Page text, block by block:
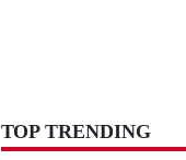
TOP TRENDING